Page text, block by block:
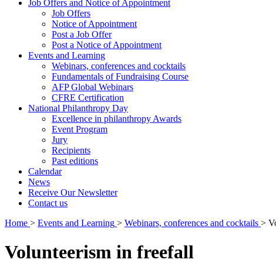
Job Offers and Notice of Appointment
Job Offers
Notice of Appointment
Post a Job Offer
Post a Notice of Appointment
Events and Learning
Webinars, conferences and cocktails
Fundamentals of Fundraising Course
AFP Global Webinars
CFRE Certification
National Philanthropy Day
Excellence in philanthropy Awards
Event Program
Jury
Recipients
Past editions
Calendar
News
Receive Our Newsletter
Contact us
Home > Events and Learning > Webinars, conferences and cocktails >
Volunteerism in freefall